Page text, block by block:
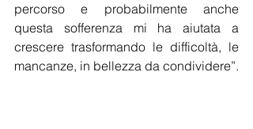
percorso e probabilmente anche
questa sofferenza mi ha aiutata a
crescere trasformando le difficoltà, le
mancanze, in bellezza da condividere”.